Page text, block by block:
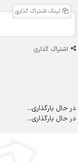
لینک اشتراک گذاری
اشتراک گذاری
در حال بارگذاری...
در حال بارگذاری...